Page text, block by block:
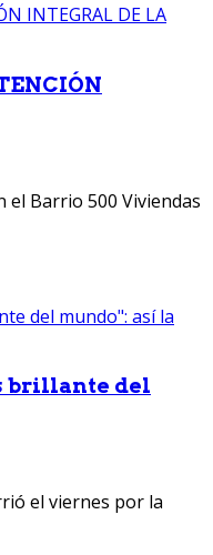
el Barrio 500 Viviendas
brillante del
el viernes por la